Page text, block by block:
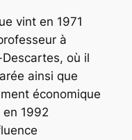
vint en 1971
à
Descartes, où il
ainsi que
économique
en 1992